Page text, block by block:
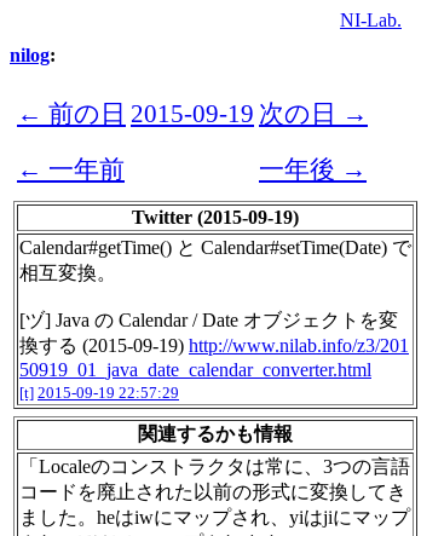
NI-Lab.
nilog:
← 前の日 2015-09-19 次の日 →
← 一年前
一年後 →
Twitter (2015-09-19)
Calendar#getTime() と Calendar#setTime(Date) で
相互変換。
[ヅ] Java の Calendar / Date オブジェクトを変
換する (2015-09-19) http://www.nilab.info/z3/201
50919_01_java_date_calendar_converter.html
[t] 2015-09-19 22:57:29
関連するかも情報
「Localeのコンストラクタは常に、3つの言語
コードを廃止された以前の形式に変換してき
ました。heはiwにマップされ、yiはjiにマップ